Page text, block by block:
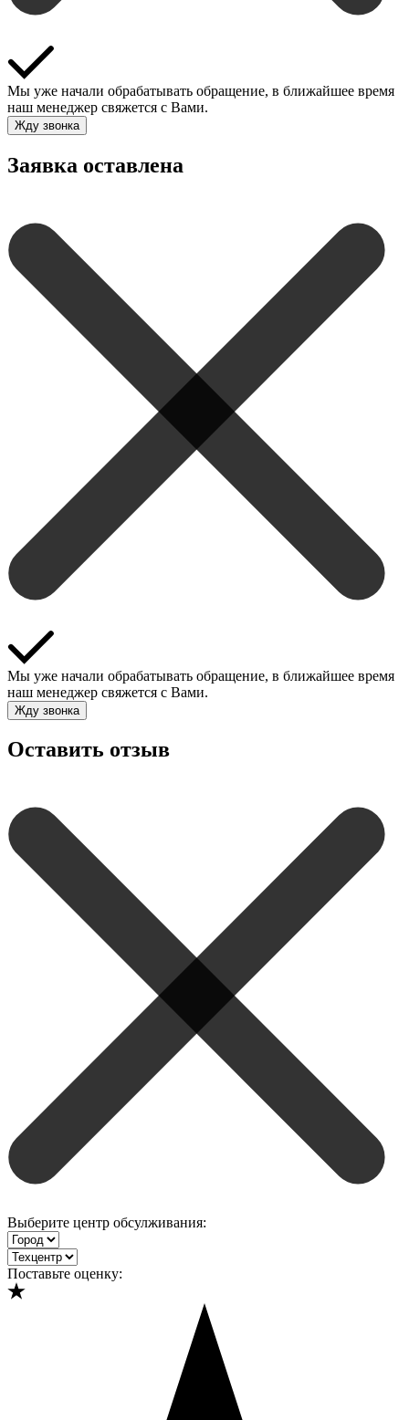
Мы уже начали обрабатывать обращение, в ближайшее время
наш менеджер свяжется с Вами.
Жду звонка
Заявка оставлена
Мы уже начали обрабатывать обращение, в ближайшее время
наш менеджер свяжется с Вами.
Жду звонка
Оставить отзыв
Выберите центр обсулживания:
Поставьте оценку: